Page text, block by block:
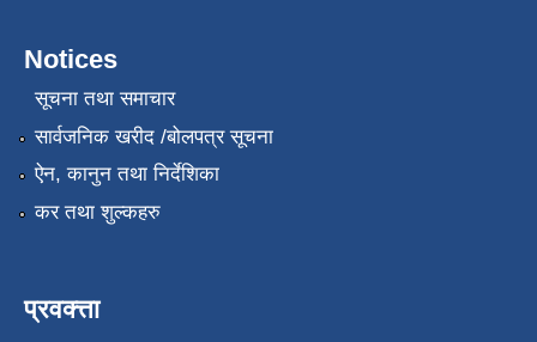
Notices
सूचना तथा समाचार
सार्वजनिक खरीद /बोलपत्र सूचना
ऐन, कानुन तथा निर्देशिका
कर तथा शुल्कहरु
प्रवक्त्ता